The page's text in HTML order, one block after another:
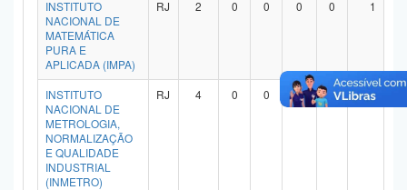
INSTITUTO
NACIONAL DE
MATEMÁTICA
PURA E
APLICADA (IMPA)
RJ 2 0 0 0 0 1
INSTITUTO
NACIONAL DE
METROLOGIA,
NORMALIZAÇÃO
E QUALIDADE
INDUSTRIAL
(INMETRO)
RJ 4 0 0 1 0 3